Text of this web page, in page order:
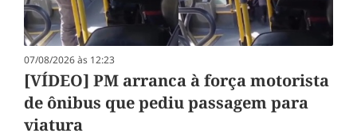
07/08/2026 às 12:23
[VÍDEO] PM arranca à força motorista
de ônibus que pediu passagem para
viatura